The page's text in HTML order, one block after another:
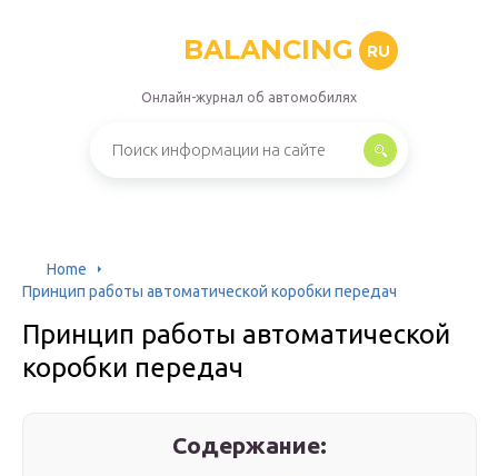
BALANCING RU
Онлайн-журнал об автомобилях
Home
Принцип работы автоматической коробки передач
Принцип работы автоматической
коробки передач
Содержание: